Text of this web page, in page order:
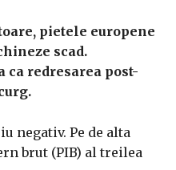
pietele europene
scad.
ca redresarea post-
negativ. Pe de alta
brut (PIB) al treilea